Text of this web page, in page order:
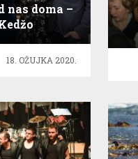
nas doma –
18. OŽUJKA 2020.